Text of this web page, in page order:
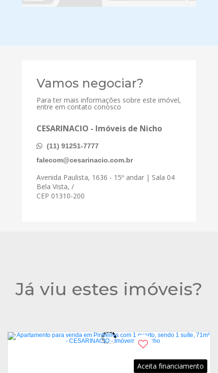
Vamos negociar?
Para ter mais informações sobre este imóvel,
entre em contato conosco
CESARINACIO - Imóveis de Nicho
(11) 91251-7777
falecom@cesarinacio.com.br
Avenida Paulista, 1636 - 15º andar | Sala 04
Bela Vista, /
CEP 01310-200
Já viu estes imóveis?
Aceita financiamento